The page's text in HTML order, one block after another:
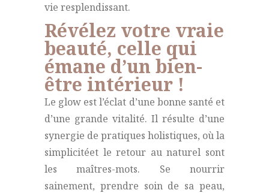
vie resplendissant.
Révélez votre vraie
beauté, celle qui
émane d’un bien-
être intérieur !
Le glow est l’éclat d’une bonne santé et
d’une grande vitalité. Il résulte d’une
synergie de pratiques holistiques, où la
simplicitéet le retour au naturel sont
les maîtres-mots. Se nourrir
sainement, prendre soin de sa peau,